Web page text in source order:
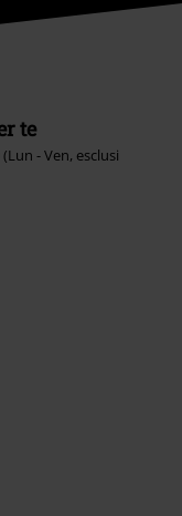
te
- Ven, esclusi